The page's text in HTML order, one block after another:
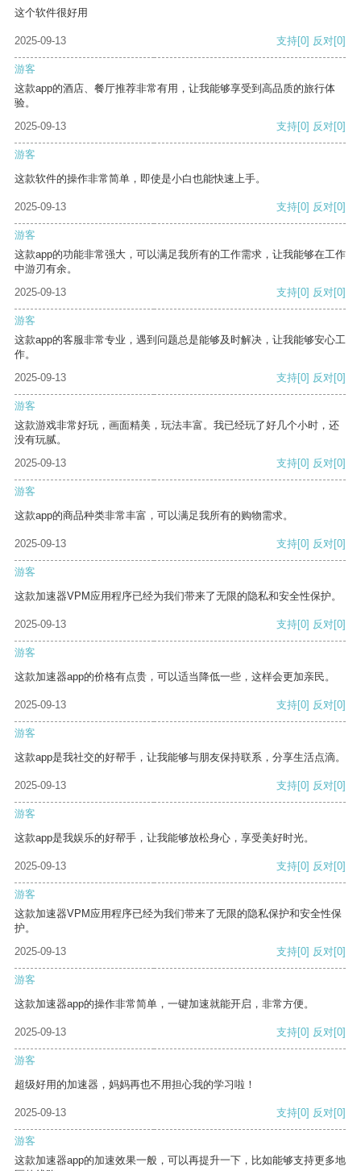
这个软件很好用
2025-09-13 支持[0] 反对[0]
游客
这款app的酒店、餐厅推荐非常有用，让我能够享受到高品质的旅行体
验。
2025-09-13
支持[0] 反对[0]
游客
这款软件的操作非常简单，即使是小白也能快速上手。
2025-09-13 支持[0] 反对[0]
游客
这款app的功能非常强大，可以满足我所有的工作需求，让我能够在工作
中游刃有余。
2025-09-13
支持[0] 反对[0]
游客
这款app的客服非常专业，遇到问题总是能够及时解决，让我能够安心工
作。
2025-09-13
支持[0] 反对[0]
游客
这款游戏非常好玩，画面精美，玩法丰富。我已经玩了好几个小时，还
没有玩腻。
2025-09-13
支持[0] 反对[0]
游客
这款app的商品种类非常丰富，可以满足我所有的购物需求。
2025-09-13 支持[0] 反对[0]
游客
这款加速器VPM应用程序已经为我们带来了无限的隐私和安全性保护。
2025-09-13 支持[0] 反对[0]
游客
这款加速器app的价格有点贵，可以适当降低一些，这样会更加亲民。
2025-09-13 支持[0] 反对[0]
游客
这款app是我社交的好帮手，让我能够与朋友保持联系，分享生活点滴。
2025-09-13 支持[0] 反对[0]
游客
这款app是我娱乐的好帮手，让我能够放松身心，享受美好时光。
2025-09-13 支持[0] 反对[0]
游客
这款加速器VPM应用程序已经为我们带来了无限的隐私保护和安全性保
护。
2025-09-13
支持[0] 反对[0]
游客
这款加速器app的操作非常简单，一键加速就能开启，非常方便。
2025-09-13 支持[0] 反对[0]
游客
超级好用的加速器，妈妈再也不用担心我的学习啦！
2025-09-13 支持[0] 反对[0]
游客
这款加速器app的加速效果一般，可以再提升一下，比如能够支持更多地